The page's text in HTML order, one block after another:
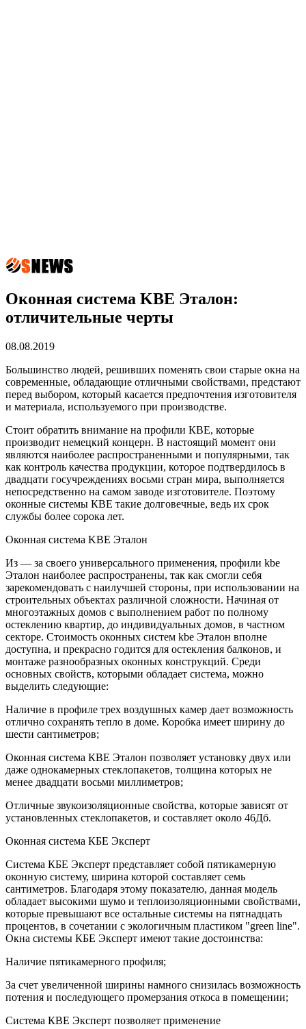
Оконная система KBE Эталон:
отличительные черты
08.08.2019
Большинство людей, решивших поменять свои старые окна на
современные, обладающие отличными свойствами, предстают
перед выбором, который касается предпочтения изготовителя
и материала, используемого при производстве.
Стоит обратить внимание на профили КВЕ, которые
производит немецкий концерн. В настоящий момент они
являются наиболее распространенными и популярными, так
как контроль качества продукции, которое подтвердилось в
двадцати госучреждениях восьми стран мира, выполняется
непосредственно на самом заводе изготовителе. Поэтому
оконные системы КВЕ такие долговечные, ведь их срок
службы более сорока лет.
Оконная система KBE Эталон
Из — за своего универсального применения, профили kbe
Эталон наиболее распространены, так как смогли себя
зарекомендовать с наилучшей стороны, при использовании на
строительных объектах различной сложности. Начиная от
многоэтажных домов с выполнением работ по полному
остеклению квартир, до индивидуальных домов, в частном
секторе. Стоимость оконных систем kbe Эталон вполне
доступна, и прекрасно годится для остекления балконов, и
монтаже разнообразных оконных конструкций. Среди
основных свойств, которыми обладает система, можно
выделить следующие:
Наличие в профиле трех воздушных камер дает возможность
отлично сохранять тепло в доме. Коробка имеет ширину до
шести сантиметров;
Оконная система КВЕ Эталон позволяет установку двух или
даже однокамерных стеклопакетов, толщина которых не
менее двадцати восьми миллиметров;
Отличные звукоизоляционные свойства, которые зависят от
установленных стеклопакетов, и составляет около 46Дб.
Оконная система КБЕ Эксперт
Система КБЕ Эксперт представляет собой пятикамерную
оконную систему, ширина которой составляет семь
сантиметров. Благодаря этому показателю, данная модель
обладает высокими шумо и теплоизоляционными свойствами,
которые превышают все остальные системы на пятнадцать
процентов, в сочетании с экологичным пластиком "green line".
Окна системы КБЕ Эксперт имеют такие достоинства:
Наличие пятикамерного профиля;
За счет увеличенной ширины намного снизилась возможность
потения и последующего промерзания откоса в помещении;
Система КВЕ Эксперт позволяет применение